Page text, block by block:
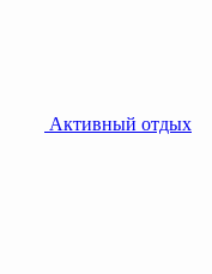
Активный отдых